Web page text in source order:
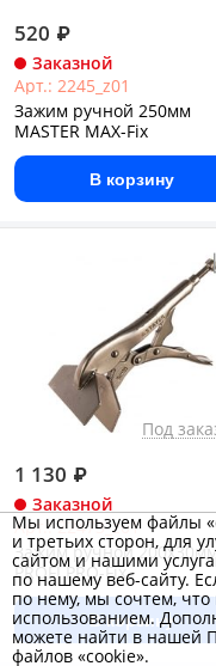
520 ₽
Заказной
Арт.: 2245_z01
Зажим ручной 250мм
MASTER MAX-Fix
В корзину
Под
1 130 ₽
Заказной
Арт.: 22473_z01
Зажим ручной
PROFI PRO-Fix
В корзину
Мы используем файлы
и третьих сторон, для
сайтом и нашими
по нашему веб-сайту.
по нему, мы сочтем, что
использованием.
можете найти в нашей
файлов «cookie».